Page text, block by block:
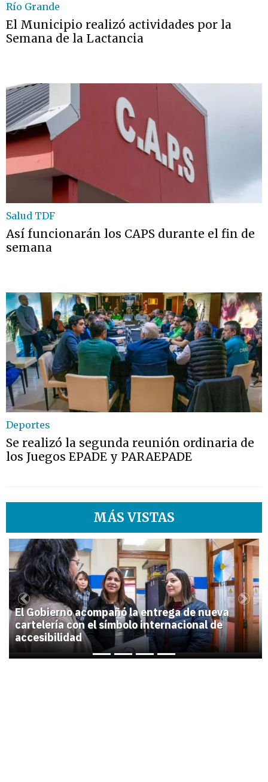
Río Grande
El Municipio realizó actividades por la
Semana de la Lactancia
Salud TDF
Así funcionarán los CAPS durante el fin de
semana
Deportes
Se realizó la segunda reunión ordinaria de
los Juegos EPADE y PARAEPADE
MÁS VISTAS
1
El Gobierno acompañó la entrega de nueva
cartelería con el símbolo internacional de
accesibilidad
Previous Next